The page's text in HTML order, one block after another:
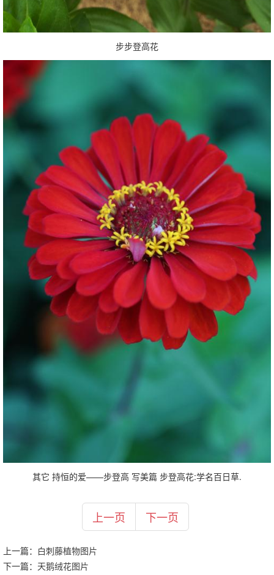
步步登高花
其它 持恒的爱——步登高 写美篇 步登高花:学名百日草.
上一页 下一页
上一篇： 白刺藤植物图片
下一篇： 天鹅绒花图片